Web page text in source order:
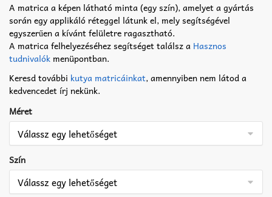
A matrica a képen látható minta (egy szín), amelyet a gyártás
során egy applikáló réteggel látunk el, mely segítségével
egyszerűen a kívánt felületre ragasztható.
A matrica felhelyezéséhez segítséget találsz a Hasznos
tudnivalók menüpontban.
Keresd további kutya matricáinkat, amennyiben nem látod a
kedvencedet írj nekünk.
Méret
Szín